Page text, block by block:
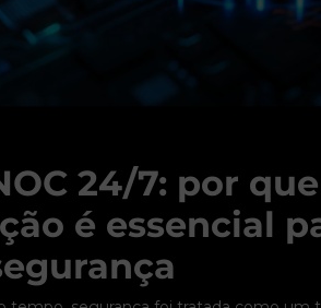
24/7: por
é essencial